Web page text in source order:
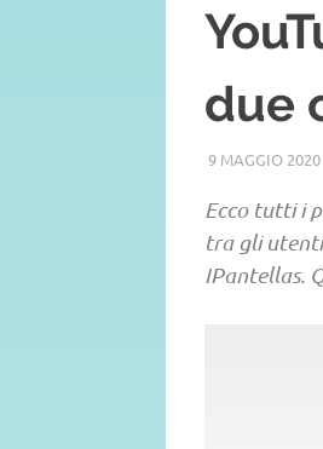
due
9 MAGGIO 2020
Ecco tutti i
tra gli utenti
IPantellas.